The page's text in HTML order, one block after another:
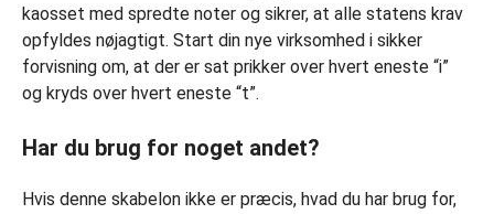
kaosset med spredte noter og sikrer, at alle statens krav
opfyldes nøjagtigt. Start din nye virksomhed i sikker
forvisning om, at der er sat prikker over hvert eneste “i”
og kryds over hvert eneste “t”.
Har du brug for noget andet?
Hvis denne skabelon ikke er præcis, hvad du har brug for,